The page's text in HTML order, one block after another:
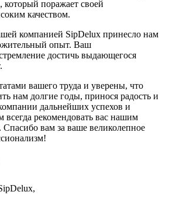
поражает своей
качеством.
компанией SipDelux принесло нам
опыт. Ваш
достичь выдающегося
вашего труда и уверены, что
нам долгие годы, принося радость и
дальнейших успехов и
всегда рекомендовать вас нашим
вам за ваше великолепное